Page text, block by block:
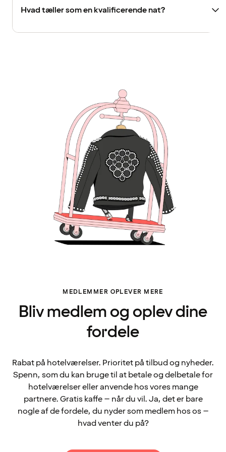
Hvad tæller som en kvalificerende nat?
MEDLEMMER OPLEVER MERE
Bliv medlem og oplev dine
fordele
Rabat på hotelværelser. Prioritet på tilbud og nyheder.
Spenn, som du kan bruge til at betale og delbetale for
hotelværelser eller anvende hos vores mange
partnere. Gratis kaffe – når du vil. Ja, det er bare
nogle af de fordele, du nyder som medlem hos os –
hvad venter du på?